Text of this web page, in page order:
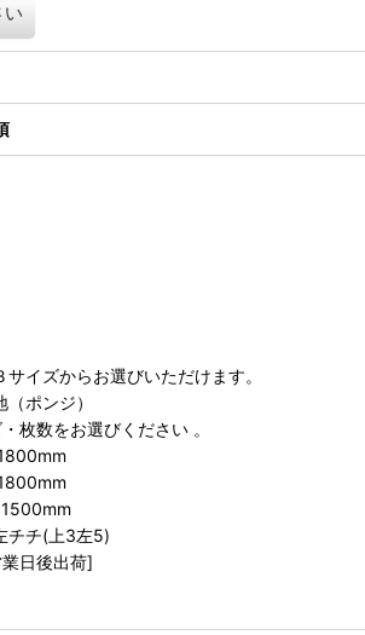
い
イズからお選びいただけます。
ポンジ）
イズ・枚数をお選びください 。
チ(上3左5)
日後出荷]